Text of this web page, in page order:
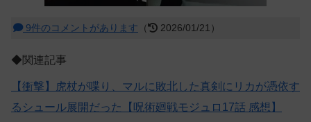
9件のコメントがあります （ 2026/01/21）
◆関連記事
【衝撃】虎杖が喋り、マルに敗北した真剣にリカが憑依す
るシュール展開だった【呪術廻戦モジュロ17話 感想】